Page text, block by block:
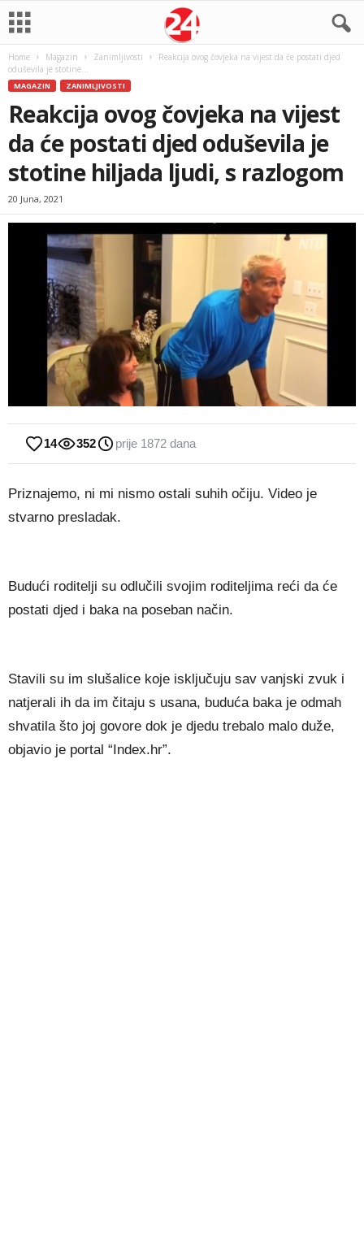
Home Magazin Zanimljivosti
Reakcija ovog čovjeka na vijest da će postati djed
oduševila je stotine...
MAGAZIN ZANIMLJIVOSTI
Reakcija ovog čovjeka na vijest
da će postati djed oduševila je
stotine hiljada ljudi, s razlogom
20 Juna, 2021
14 352 prije 1872 dana
Priznajemo, ni mi nismo ostali suhih očiju. Video je
stvarno presladak.
Budući roditelji su odlučili svojim roditeljima reći da će
postati djed i baka na poseban način.
Stavili su im slušalice koje isključuju sav vanjski zvuk i
natjerali ih da im čitaju s usana, buduća baka je odmah
shvatila što joj govore dok je djedu trebalo malo duže,
objavio je portal “Index.hr”.